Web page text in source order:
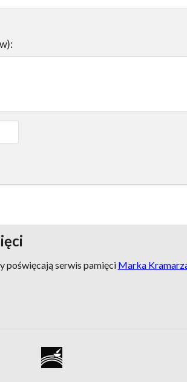
poświęcają serwis pamięci Marka